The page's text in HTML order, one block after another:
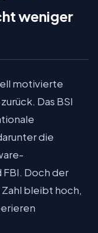
weniger
motivierte
Das BSI
die
Doch der
bleibt hoch,